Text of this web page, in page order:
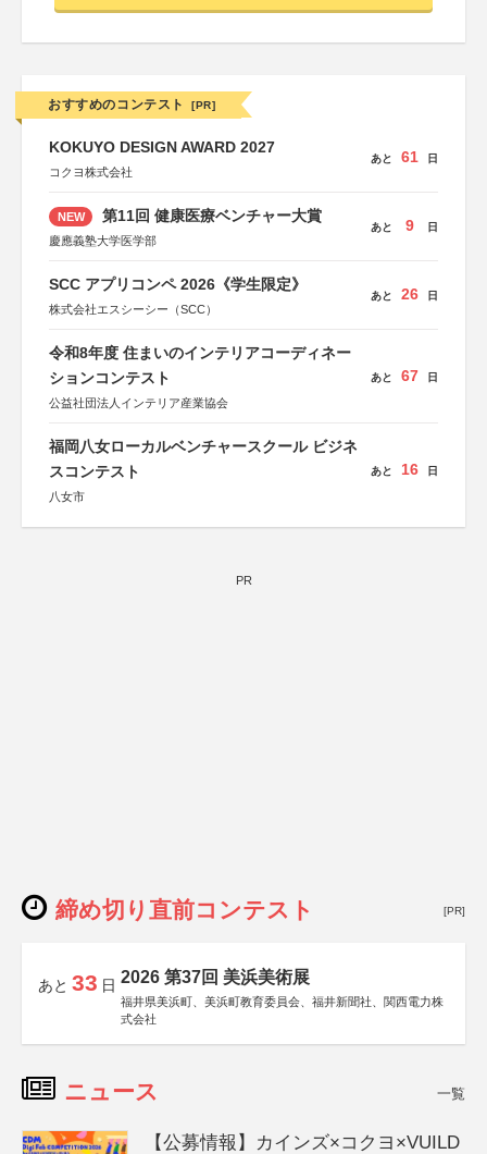
おすすめのコンテスト [PR]
KOKUYO DESIGN AWARD 2027
コクヨ株式会社
あと 61 日
NEW 第11回 健康医療ベンチャー大賞
慶應義塾大学医学部
あと 9 日
SCC アプリコンペ 2026《学生限定》
株式会社エスシーシー（SCC）
あと 26 日
令和8年度 住まいのインテリアコーディネー
ションコンテスト
公益社団法人インテリア産業協会
あと 67 日
福岡八女ローカルベンチャースクール ビジネ
スコンテスト
八女市
あと 16 日
PR
締め切り直前コンテスト [PR]
あと 33 日 2026 第37回 美浜美術展
福井県美浜町、美浜町教育委員会、福井新聞社、関西電力株
式会社
ニュース 一覧
【公募情報】カインズ×コクヨ×VUILD